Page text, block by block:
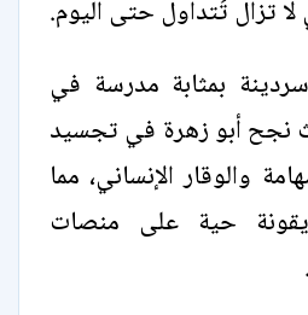
لا تزال تُتداول حتى اليوم.
بمثابة مدرسة في
نجح أبو زهرة في تجسيد
والوقار الإنساني، مما
حية على منصات